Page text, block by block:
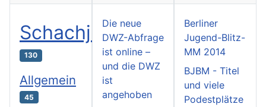
Schachjugend
130
Allgemein
45
Die neue
DWZ-Abfrage
ist online –
und die DWZ
ist
angehoben
Berliner
Jugend-Blitz-
MM 2014
BJBM - Titel
und viele
Podestplätze